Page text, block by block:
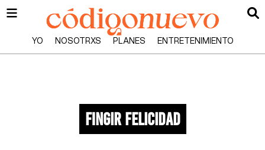
YO NOSOTRXS PLANES ENTRETENIMIENTO
fingir felicidad